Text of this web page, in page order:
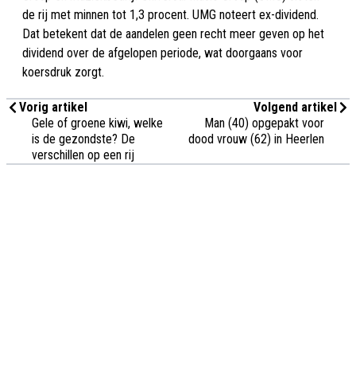
de rij met minnen tot 1,3 procent. UMG noteert ex-dividend.
Dat betekent dat de aandelen geen recht meer geven op het
dividend over de afgelopen periode, wat doorgaans voor
koersdruk zorgt.
Vorig artikel
Gele of groene kiwi, welke
is de gezondste? De
verschillen op een rij
Volgend artikel
Man (40) opgepakt voor
dood vrouw (62) in Heerlen